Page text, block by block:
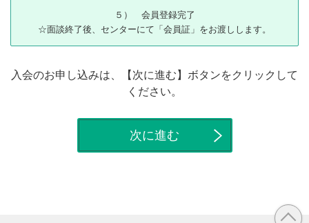
５） 会員登録完了
☆面談終了後、センターにて「会員証」をお渡しします。
入会のお申し込みは、【次に進む】ボタンをクリックして
ください。